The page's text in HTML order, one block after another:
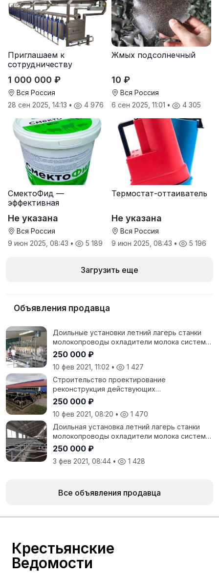
Приглашаем к
сотрудничеству
1 000 000 ₽
Вся Россия
28 сен 2025, 14:13 • 4 976
Жмых подсолнечный
10 ₽
Вся Россия
6 сен 2025, 11:01 • 4 305
СмектоФид —
эффективная
антидиарейная
кормовая добавка для
телят
Не указана
Вся Россия
9 июн 2025, 08:43 • 5 189
Термостат-оттаиватель
Не указана
Вся Россия
9 июн 2025, 08:43 • 5 196
Загрузить еще
Объявления продавца
Доильные установки летний лагерь станки
молокопроводы охладители молока системы
привязи и поения, системы навозоудаления
250 000 ₽
10 фев 2021, 11:02 •
1 427
Строительство проектирование
реконструкция действующих
коровников,птичников, свинарников,
250 000 ₽
10 фев 2021, 08:20 •
1 470
Доильная установка летний лагерь станки
молокопроводы охладители молока системы
привязи и поения, системы навозоудаления
250 000 ₽
3 фев 2021, 08:44 • 1 428
Все объявления продавца
Крестьянские
Ведомости